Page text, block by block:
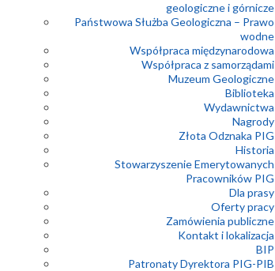
geologiczne i górnicze
Państwowa Służba Geologiczna – Prawo
wodne
Współpraca międzynarodowa
Współpraca z samorządami
Muzeum Geologiczne
Biblioteka
Wydawnictwa
Nagrody
Złota Odznaka PIG
Historia
Stowarzyszenie Emerytowanych
Pracowników PIG
Dla prasy
Oferty pracy
Zamówienia publiczne
Kontakt i lokalizacja
BIP
Patronaty Dyrektora PIG-PIB